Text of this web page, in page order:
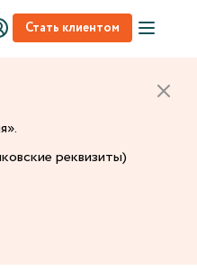
Стать клиентом
реквизиты)